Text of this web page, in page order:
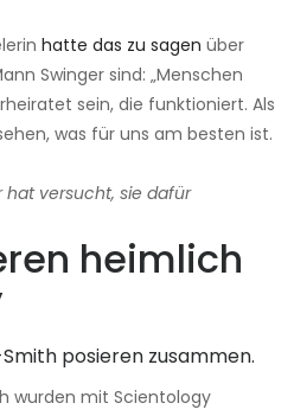
hatte das zu sagen über
Swinger sind: „Menschen
sein, die funktioniert. Als
was für uns am besten ist.
hat versucht, sie dafür
heimlich
wurden mit Scientology